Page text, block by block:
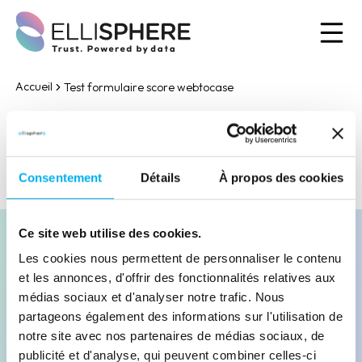
Consentement Détails À propos des cookies
Ce site web utilise des cookies.
Les cookies nous permettent de personnaliser le contenu
et les annonces, d'offrir des fonctionnalités relatives aux
médias sociaux et d'analyser notre trafic. Nous
partageons également des informations sur l'utilisation de
notre site avec nos partenaires de médias sociaux, de
publicité et d'analyse, qui peuvent combiner celles-ci
Accueil Test formulaire score webtocase
Ouvrir le formulaire
Contacter nos experts
Demander une démonstration